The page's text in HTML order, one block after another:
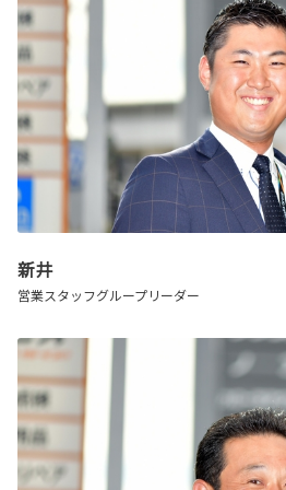
新井
営業スタッフグループリーダー